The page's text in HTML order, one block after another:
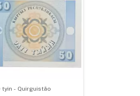
tyin - Quirguistão